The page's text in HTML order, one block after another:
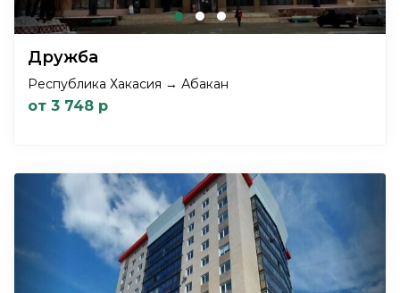
Дружба
Республика Хакасия → Абакан
от 3 748 р